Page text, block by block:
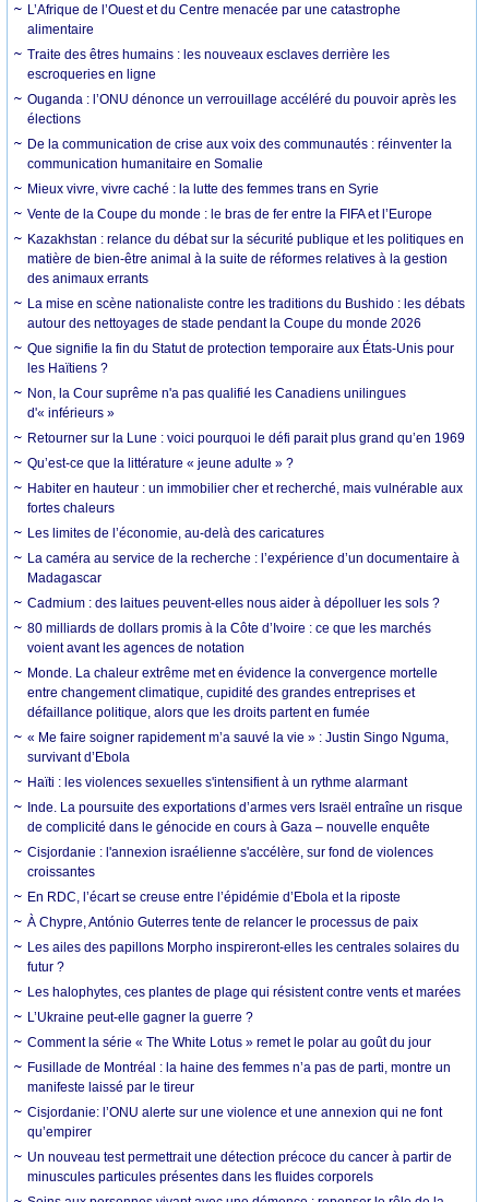
L’Afrique de l’Ouest et du Centre menacée par une catastrophe
alimentaire
Traite des êtres humains : les nouveaux esclaves derrière les
escroqueries en ligne
Ouganda : l’ONU dénonce un verrouillage accéléré du pouvoir après les
élections
De la communication de crise aux voix des communautés : réinventer la
communication humanitaire en Somalie
Mieux vivre, vivre caché : la lutte des femmes trans en Syrie
Vente de la Coupe du monde : le bras de fer entre la FIFA et l’Europe
Kazakhstan : relance du débat sur la sécurité publique et les politiques en
matière de bien-être animal à la suite de réformes relatives à la gestion
des animaux errants
La mise en scène nationaliste contre les traditions du Bushido : les débats
autour des nettoyages de stade pendant la Coupe du monde 2026
Que signifie la fin du Statut de protection temporaire aux États-Unis pour
les Haïtiens ?
Non, la Cour suprême n'a pas qualifié les Canadiens unilingues
d'« inférieurs »
Retourner sur la Lune : voici pourquoi le défi parait plus grand qu’en 1969
Qu’est-ce que la littérature « jeune adulte » ?
Habiter en hauteur : un immobilier cher et recherché, mais vulnérable aux
fortes chaleurs
Les limites de l’économie, au-delà des caricatures
La caméra au service de la recherche : l’expérience d’un documentaire à
Madagascar
Cadmium : des laitues peuvent-elles nous aider à dépolluer les sols ?
80 milliards de dollars promis à la Côte d’Ivoire : ce que les marchés
voient avant les agences de notation
Monde. La chaleur extrême met en évidence la convergence mortelle
entre changement climatique, cupidité des grandes entreprises et
défaillance politique, alors que les droits partent en fumée
« Me faire soigner rapidement m’a sauvé la vie » : Justin Singo Nguma,
survivant d’Ebola
Haïti : les violences sexuelles s'intensifient à un rythme alarmant
Inde. La poursuite des exportations d’armes vers Israël entraîne un risque
de complicité dans le génocide en cours à Gaza – nouvelle enquête
Cisjordanie : l'annexion israélienne s'accélère, sur fond de violences
croissantes
En RDC, l’écart se creuse entre l’épidémie d’Ebola et la riposte
À Chypre, António Guterres tente de relancer le processus de paix
Les ailes des papillons Morpho inspireront-elles les centrales solaires du
futur ?
Les halophytes, ces plantes de plage qui résistent contre vents et marées
L’Ukraine peut-elle gagner la guerre ?
Comment la série « The White Lotus » remet le polar au goût du jour
Fusillade de Montréal : la haine des femmes n’a pas de parti, montre un
manifeste laissé par le tireur
Cisjordanie: l’ONU alerte sur une violence et une annexion qui ne font
qu’empirer
Un nouveau test permettrait une détection précoce du cancer à partir de
minuscules particules présentes dans les fluides corporels